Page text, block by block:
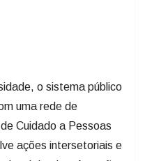
o sistema público
uma rede de
Cuidado a Pessoas
ações intersetoriais e